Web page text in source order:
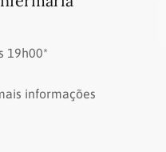
19h00*
informações